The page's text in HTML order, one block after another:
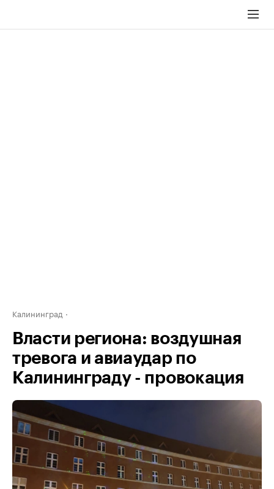
Калининград
Власти региона: воздушная
тревога и авиаудар по
Калининграду - провокация